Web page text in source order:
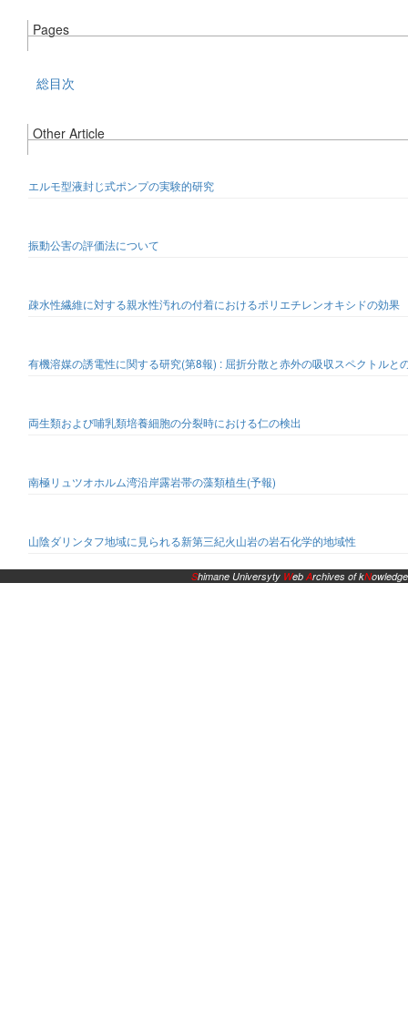
Pages
総目次
Other Article
エルモ型液封じ式ポンプの実験的研究
振動公害の評価法について
疎水性繊維に対する親水性汚れの付着におけるポリエチレンオキシドの効果
有機溶媒の誘電性に関する研究(第8報) : 屈折分散と赤外の吸収スペクトルと
両生類および哺乳類培養細胞の分裂時における仁の検出
南極リュツオホルム湾沿岸露岩帯の藻類植生(予報)
山陰ダリンタフ地域に見られる新第三紀火山岩の岩石化学的地域性
Shimane Universyty WebArchives of kNowledge